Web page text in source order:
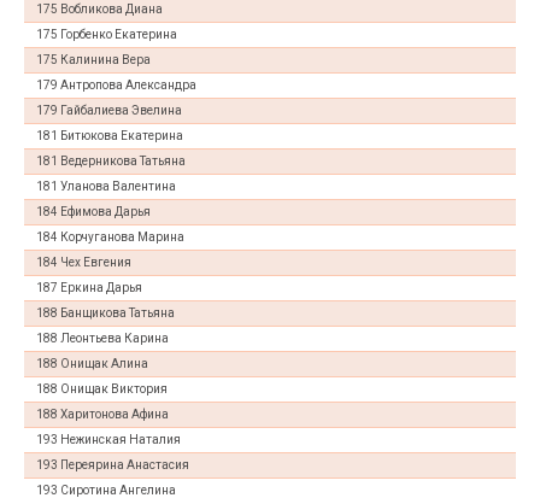
175 Вобликова Диана
175 Горбенко Екатерина
175 Калинина Вера
179 Антропова Александра
179 Гайбалиева Эвелина
181 Битюкова Екатерина
181 Ведерникова Татьяна
181 Уланова Валентина
184 Ефимова Дарья
184 Корчуганова Марина
184 Чех Евгения
187 Еркина Дарья
188 Банщикова Татьяна
188 Леонтьева Карина
188 Онищак Алина
188 Онищак Виктория
188 Харитонова Афина
193 Нежинская Наталия
193 Переярина Анастасия
193 Сиротина Ангелина